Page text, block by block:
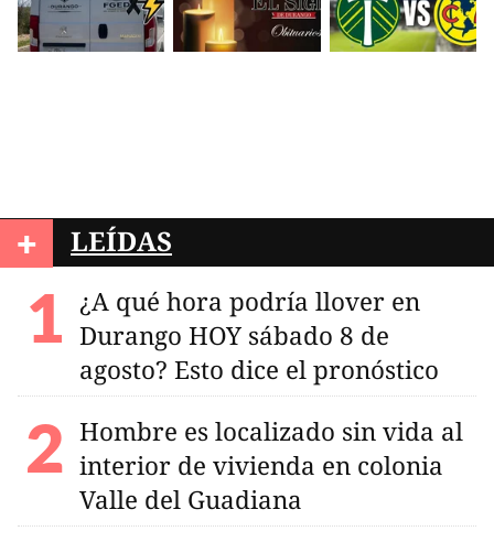
+ LEÍDAS
¿A qué hora podría llover en
Durango HOY sábado 8 de
agosto? Esto dice el pronóstico
Hombre es localizado sin vida al
interior de vivienda en colonia
Valle del Guadiana